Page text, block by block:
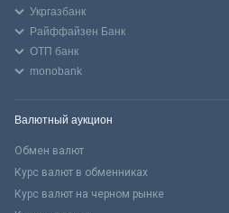
Укргазбанк
Райффайзен Банк
ОТП банк
monobank
Валютный аукцион
Обмен валют
Курс валют в обменниках
Курс валют на черном рынке